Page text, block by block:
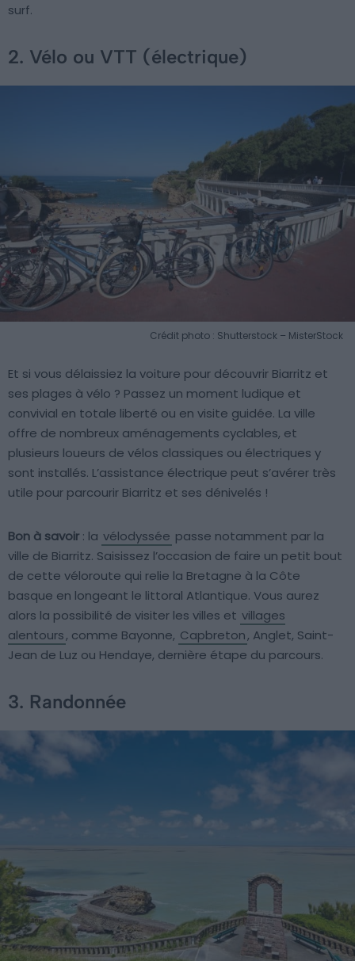
surf.
2. Vélo ou VTT (électrique)
Crédit photo : Shutterstock – MisterStock
Et si vous délaissiez la voiture pour découvrir Biarritz et
ses plages à vélo ? Passez un moment ludique et
convivial en totale liberté ou en visite guidée. La ville
offre de nombreux aménagements cyclables, et
plusieurs loueurs de vélos classiques ou électriques y
sont installés. L’assistance électrique peut s’avérer très
utile pour parcourir Biarritz et ses dénivelés !
Bon à savoir : la vélodyssée passe notamment par la
ville de Biarritz. Saisissez l’occasion de faire un petit bout
de cette véloroute qui relie la Bretagne à la Côte
basque en longeant le littoral Atlantique. Vous aurez
alors la possibilité de visiter les villes et villages
alentours, comme Bayonne, Capbreton, Anglet, Saint-
Jean de Luz ou Hendaye, dernière étape du parcours.
3. Randonnée